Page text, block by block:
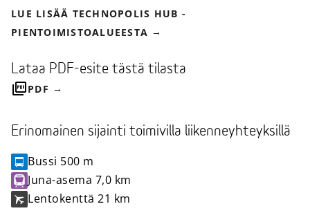
LUE LISÄÄ TECHNOPOLIS HUB -
PIENTOIMISTOALUEESTA
Lataa PDF-esite tästä tilasta
PDF
Erinomainen sijainti toimivilla liikenneyhteyksillä
Bussi 500 m
Juna-asema 7,0 km
Lentokenttä 21 km